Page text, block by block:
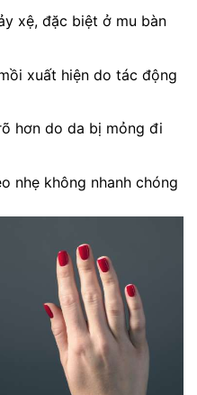
xệ, đặc biệt ở mu bàn
xuất hiện do tác động
hơn do da bị mỏng đi
nhẹ không nhanh chóng